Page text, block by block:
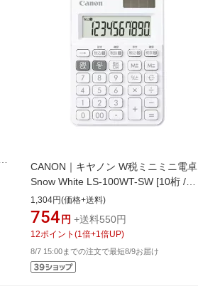
CANON｜キヤノン W税ミニミニ電卓
Snow White LS-100WT-SW [10桁 /W
税率対応][LS100WTSW]
1,304円(価格+送料)
754 円 +送料550円
12ポイント (1 倍+1 倍UP)
8/7 15:00までの注文で最短8/9お届け